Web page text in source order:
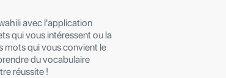
avec l'application
qui vous intéressent ou la
mots qui vous convient le
du vocabulaire
réussite !